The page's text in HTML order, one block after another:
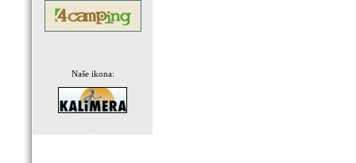
Naše ikona: